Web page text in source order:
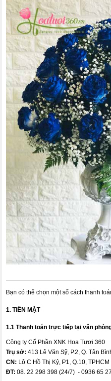
Bạn có thể chọn một số cách thanh
1. TIỀN MẶT
1.1 Thanh toán trực tiếp tại văn
Công ty Cổ Phần XNK Hoa Tươi 360
Trụ sở: 413 Lê Văn Sỹ, P.2, Q. Tân
CN: Lô C Hồ Thị Kỷ, P1, Q.10, TPHCM
ĐT: 08. 22 298 398 (24/7) - 0936 65